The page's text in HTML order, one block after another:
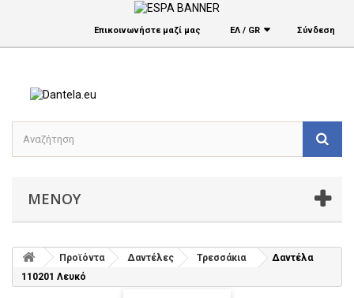
Σύνδεση
ΕΛ / GR
Επικοινωνήστε μαζί μας
ΜΕΝΟΎ
Προϊόντα Δαντέλες Τρεσσάκια
Δαντέλα
110201 Λευκό